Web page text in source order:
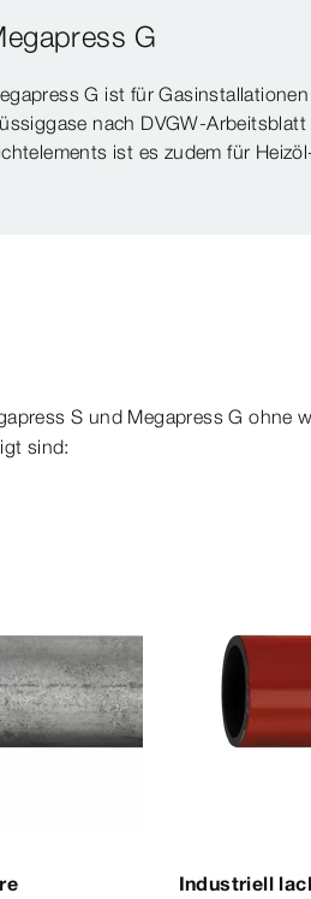
G
G ist für
nach DVGW-
ist es zudem für
S und Megapress G ohne
sind:
Industriell